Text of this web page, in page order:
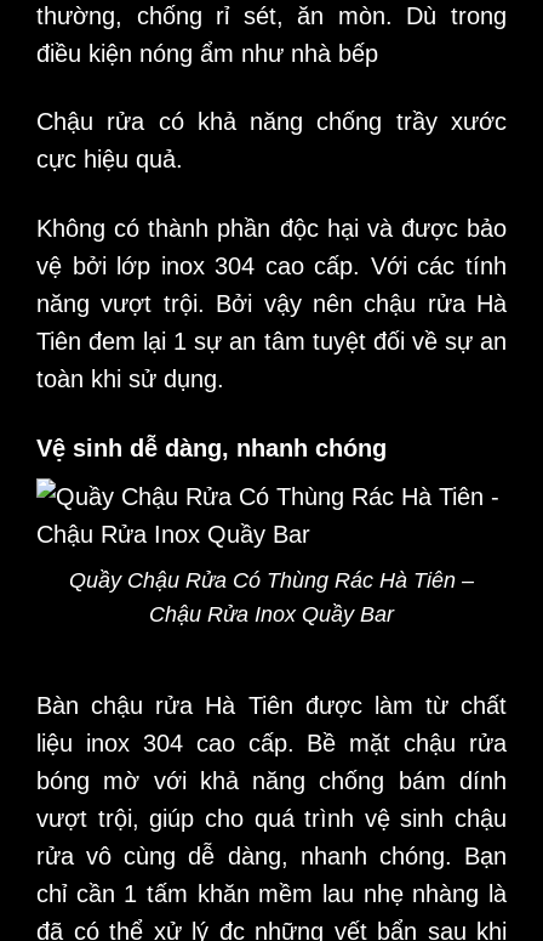
thường, chống rỉ sét, ăn mòn. Dù trong
điều kiện nóng ẩm như nhà bếp
Chậu rửa có khả năng chống trầy xước
cực hiệu quả.
Không có thành phần độc hại và được bảo
vệ bởi lớp inox 304 cao cấp. Với các tính
năng vượt trội. Bởi vậy nên chậu rửa Hà
Tiên đem lại 1 sự an tâm tuyệt đối về sự an
toàn khi sử dụng.
Vệ sinh dễ dàng, nhanh chóng
Quầy Chậu Rửa Có Thùng Rác Hà Tiên –
Chậu Rửa Inox Quầy Bar
Bàn chậu rửa Hà Tiên được làm từ chất
liệu inox 304 cao cấp. Bề mặt chậu rửa
bóng mờ với khả năng chống bám dính
vượt trội, giúp cho quá trình vệ sinh chậu
rửa vô cùng dễ dàng, nhanh chóng. Bạn
chỉ cần 1 tấm khăn mềm lau nhẹ nhàng là
đã có thể xử lý đc những vết bẩn sau khi